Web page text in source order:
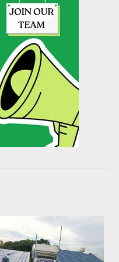
được trọng lượng lớn
nước cộng với hệ số an
cần tránh đặt bồn ở
điện, mép tường, nơi có
bồn nước bên ngoài.
tự do, 2 chân tiếp xúc
vặn với vành chân đế:
quanh khớp với chân